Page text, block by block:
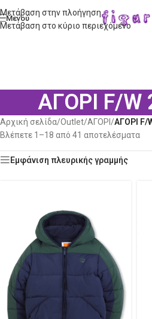
Μετάβαση στην πλοήγηση
Μετάβαση στο κύριο περιεχόμενο
Μενού
ΑΓΟΡΙ F/W
Αρχική σελίδα/Outlet/ΑΓΟΡΙ /ΑΓΟΡΙ F/
Βλέπετε 1–18 από 41 αποτελέσματα
Εμφάνιση πλευρικής γραμμής